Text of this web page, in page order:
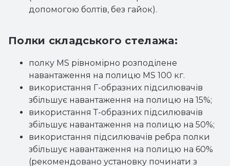
допомогою болтів, без гайок).
Полки складського стелажа:
полку MS рівномірно розподілене
навантаження на полицю MS 100 кг.
використання Г-образних підсилювачів
збільшує навантаження на полицю на 15%;
використання Т-образних підсилювачів
збільшує навантаження на полицю на 50%;
використання підсилювачів ребра полки
збільшує навантаження на полицю на 60%
(рекомендовано установку починати з